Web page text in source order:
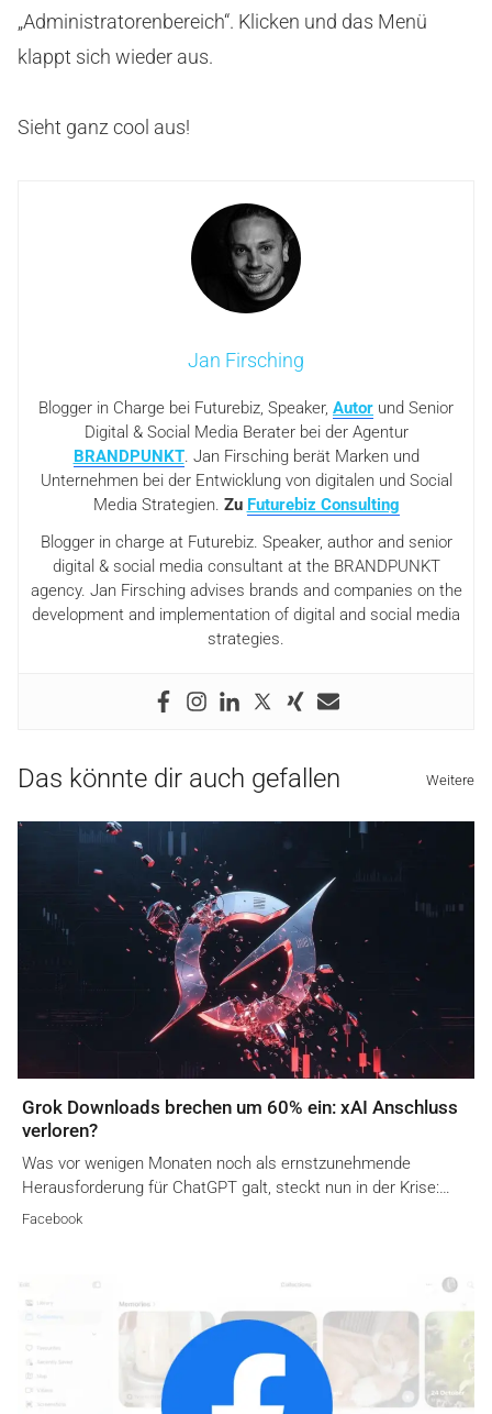
„Administratorenbereich“. Klicken und das Menü
klappt sich wieder aus.
Sieht ganz cool aus!
Jan Firsching
Blogger in Charge bei Futurebiz, Speaker, Autor und Senior
Digital & Social Media Berater bei der Agentur
BRANDPUNKT. Jan Firsching berät Marken und
Unternehmen bei der Entwicklung von digitalen und Social
Media Strategien. Zu Futurebiz Consulting
Blogger in charge at Futurebiz. Speaker, author and senior
digital & social media consultant at the BRANDPUNKT
agency. Jan Firsching advises brands and companies on the
development and implementation of digital and social media
strategies.
Das könnte dir auch gefallen Weitere
Grok Downloads brechen um 60% ein: xAI Anschluss
verloren?
Was vor wenigen Monaten noch als ernstzunehmende
Herausforderung für ChatGPT galt, steckt nun in der Krise:…
Facebook